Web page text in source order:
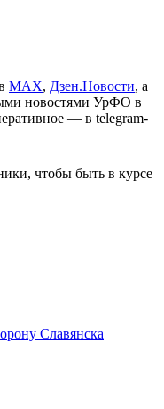
МАХ, Дзен.Новости, а
новостями УрФО в
— в telegram-
чтобы быть в курсе
Славянска